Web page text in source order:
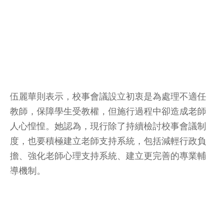
伍麗華則表示，校事會議設立初衷是為處理不適任
教師，保障學生受教權，但施行過程中卻造成老師
人心惶惶。她認為，現行除了持續檢討校事會議制
度，也要積極建立老師支持系統，包括減輕行政負
擔、強化老師心理支持系統、建立更完善的專業輔
導機制。